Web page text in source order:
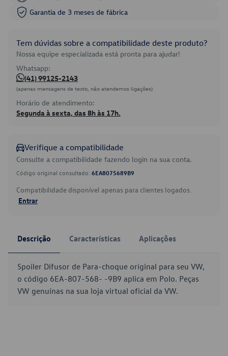
Garantia de 3 meses de fábrica
Tem dúvidas sobre a compatibilidade deste produto?
Nossa equipe especializada está pronta para ajudar!
Whatsapp:
(41) 99125-2143
(apenas mensagens de texto, não atendemos ligações)
Horário de atendimento:
Segunda à sexta, das 8h às 17h.
Verifique a compatibilidade
Consulte a compatibilidade fazendo login na sua conta.
Código original consultado: 6EA8075689B9
Compatibilidade disponível apenas para clientes logados.
Entrar
Descrição Características Aplicações
Spoiler Difusor de Para-choque original para seu VW,
o código 6EA-807-568- -9B9 aplica em Polo. Peças
VW genuínas na sua loja virtual oficial da VW.